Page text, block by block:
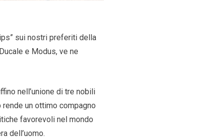
sui nostri preferiti della
e Modus, ve ne
nell’unione di tre nobili
un ottimo compagno
favorevoli nel mondo
dell’uomo.